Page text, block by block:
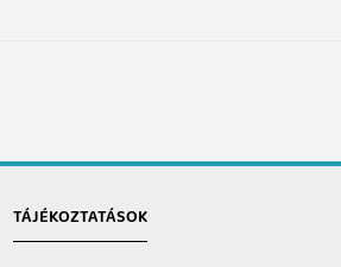
TÁJÉKOZTATÁSOK